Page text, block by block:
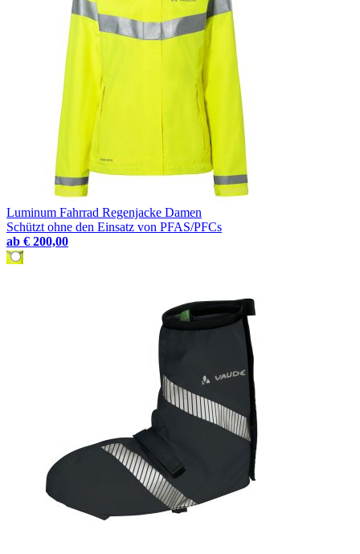
Luminum Fahrrad Regenjacke Damen
Schützt ohne den Einsatz von PFAS/PFCs
ab € 200,00